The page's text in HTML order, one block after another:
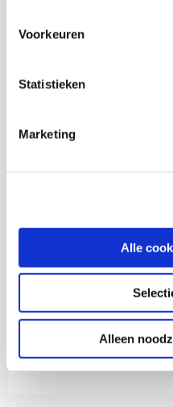
Voorkeuren
Statistieken
Marketing
Alle
Alleen
Marjan de Gruijter
Thema's
Gezondheid en zorg